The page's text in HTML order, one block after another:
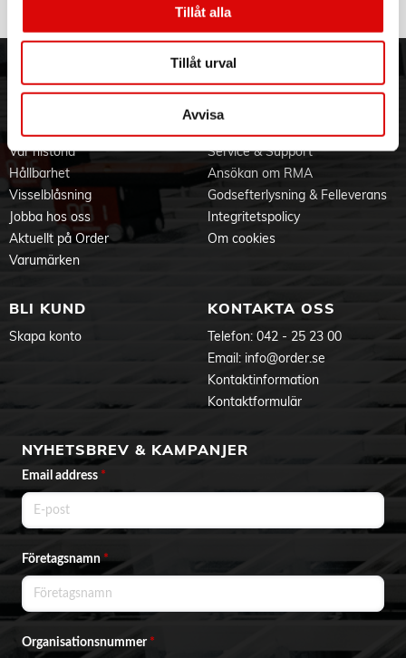
Tillåt alla
Tillåt urval
Avvisa
ORDER NORDIC
Om oss
Vår historia
Hållbarhet
Visselblåsning
Jobba hos oss
Aktuellt på Order
Varumärken
KUNDTJÄNST
Allmänna villkor
Service & Support
Ansökan om RMA
Godsefterlysning & Felleverans
Integritetspolicy
Om cookies
BLI KUND
Skapa konto
KONTAKTA OSS
Telefon: 042 - 25 23 00
Email: info@order.se
Kontaktinformation
Kontaktformulär
NYHETSBREV & KAMPANJER
Email address *
Företagsnamn*
Organisationsnummer *